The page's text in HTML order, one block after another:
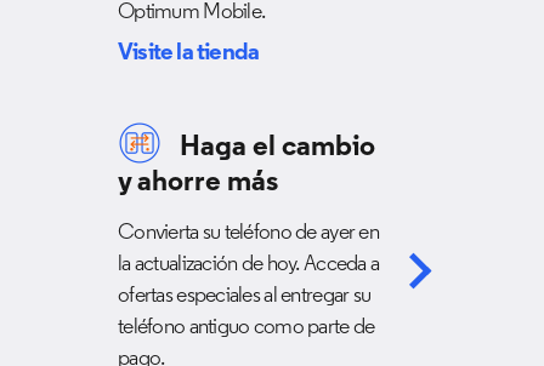
Optimum Mobile.
Visite la tienda
Haga el cambio
y ahorre más
Convierta su teléfono de ayer en
la actualización de hoy. Acceda a
ofertas especiales al entregar su
teléfono antiguo como parte de
pago.